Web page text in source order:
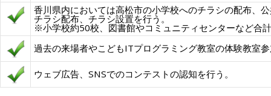
香川県内においては高松市の小学校へのチラシの配布、
チラシ配布、チラシ設置を行う。
※小学校約50校、図書館やコミュニティセンターなど合
過去の来場者やこどもITプログラミング教室の体験教室
ウェブ広告、SNSでのコンテストの認知を行う。